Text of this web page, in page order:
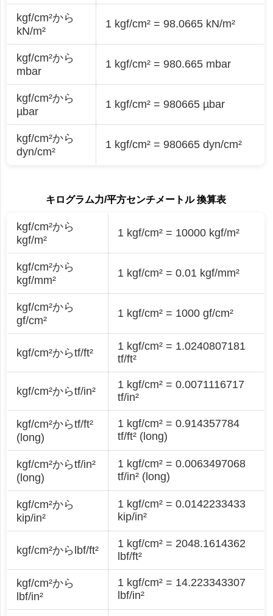
kgf/cm²から
kN/m²
1 kgf/cm² = 98.0665 kN/m²
kgf/cm²から
mbar
1 kgf/cm² = 980.665 mbar
kgf/cm²から
µbar
1 kgf/cm² = 980665 µbar
kgf/cm²から
dyn/cm²
1 kgf/cm² = 980665 dyn/cm²
キログラム力/平方センチメートル 換算表
kgf/cm²から
kgf/m²
1 kgf/cm² = 10000 kgf/m²
kgf/cm²から
kgf/mm²
1 kgf/cm² = 0.01 kgf/mm²
kgf/cm²から
gf/cm²
1 kgf/cm² = 1000 gf/cm²
kgf/cm²からtf/ft²
1 kgf/cm² = 1.0240807181
tf/ft²
kgf/cm²からtf/in²
1 kgf/cm² = 0.0071116717
tf/in²
kgf/cm²からtf/ft²
(long)
1 kgf/cm² = 0.914357784
tf/ft² (long)
kgf/cm²からtf/in²
(long)
1 kgf/cm² = 0.0063497068
tf/in² (long)
kgf/cm²から
kip/in²
1 kgf/cm² = 0.0142233433
kip/in²
kgf/cm²からlbf/ft²
1 kgf/cm² = 2048.1614362
lbf/ft²
kgf/cm²から
lbf/in²
1 kgf/cm² = 14.223343307
lbf/in²